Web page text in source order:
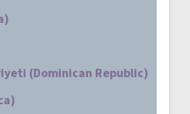
(Dominican Republic)